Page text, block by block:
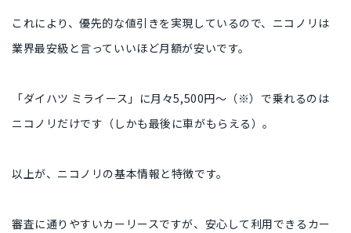
これにより、優先的な値引きを実現しているので、ニコノリは
業界最安級と言っていいほど月額が安いです。
「ダイハツ ミライース」に月々5,500円〜（※）で乗れるのは
ニコノリだけです（しかも最後に車がもらえる）。
以上が、ニコノリの基本情報と特徴です。
審査に通りやすいカーリースですが、安心して利用できるカー